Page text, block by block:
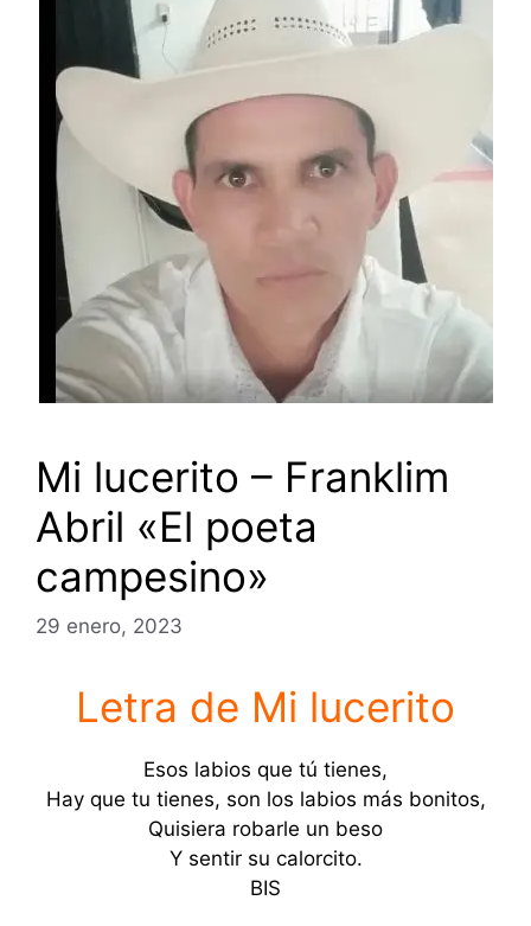
Mi lucerito – Franklim
Abril «El poeta
campesino»
29 enero, 2023
Letra de Mi lucerito
Esos labios que tú tienes,
Hay que tu tienes, son los labios más bonitos,
Quisiera robarle un beso
Y sentir su calorcito.
BIS